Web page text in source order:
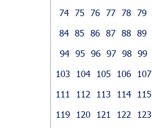
74 75 76 77 78 79
84 85 86 87 88 89
94 95 96 97 98 99
103
104 105 106 107
111
112 113 114 115
119
120 121 122 123